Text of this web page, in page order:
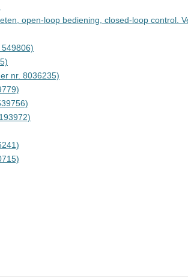
open-loop bediening, closed-loop control.
nr. 8036235)